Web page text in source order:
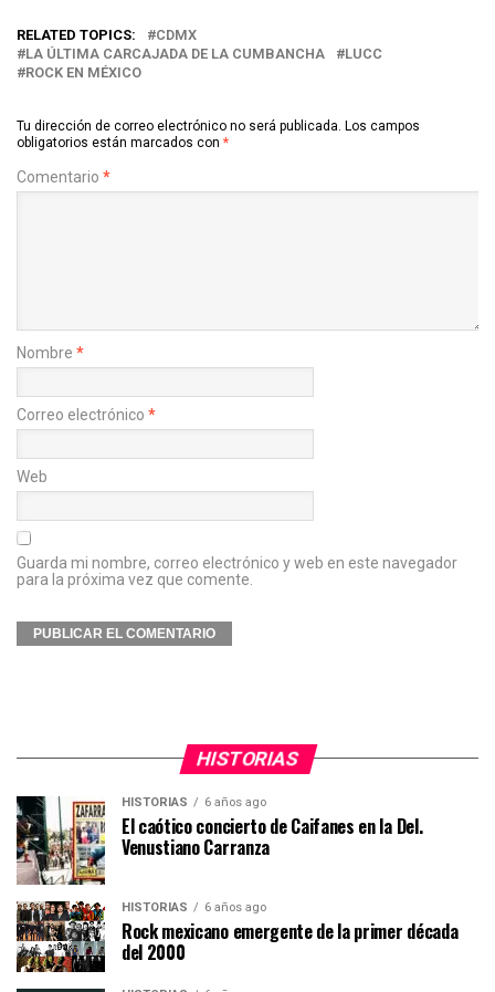
RELATED TOPICS:
CDMX
LA ÚLTIMA CARCAJADA DE LA CUMBANCHA
LUCC
ROCK EN MÉXICO
Tu dirección de correo electrónico no será publicada. Los campos
obligatorios están marcados con *
Comentario *
Nombre *
Correo electrónico *
Web
Guarda mi nombre, correo electrónico y web en este navegador
para la próxima vez que comente.
HISTORIAS
HISTORIAS 6 años ago
El caótico concierto de Caifanes en la Del.
Venustiano Carranza
HISTORIAS 6 años ago
Rock mexicano emergente de la primer década
del 2000